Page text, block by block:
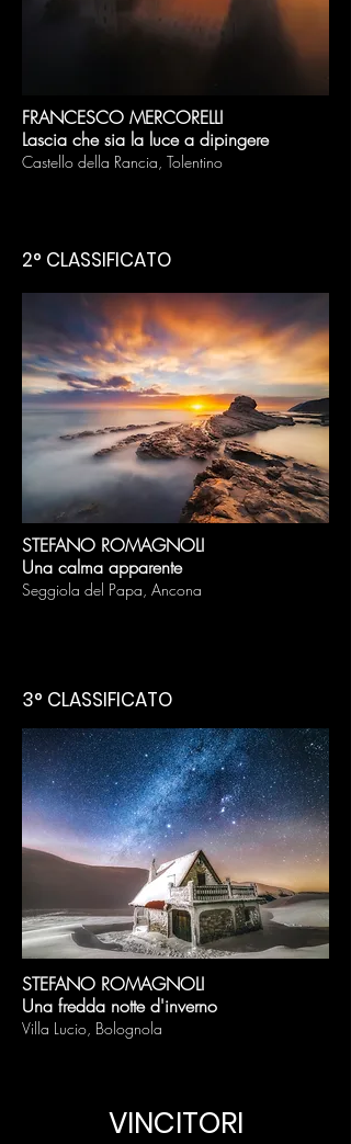
FRANCESCO MERCORELLI
Lascia che sia la luce a dipingere
Castello della Rancia, Tolentino
2° CLASSIFICATO
STEFANO ROMAGNOLI
Una calma apparente
Seggiola del Papa, Ancona
3° CLASSIFICATO
STEFANO ROMAGNOLI
Una fredda notte d'inverno
Villa Lucio, Bolognola
VINCITORI